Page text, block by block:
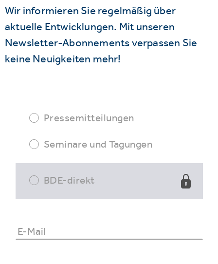
Wir informieren Sie regelmäßig über
aktuelle Entwicklungen. Mit unseren
Newsletter-Abonnements verpassen Sie
keine Neuigkeiten mehr!
Pressemitteilungen
Seminare und Tagungen
BDE-direkt